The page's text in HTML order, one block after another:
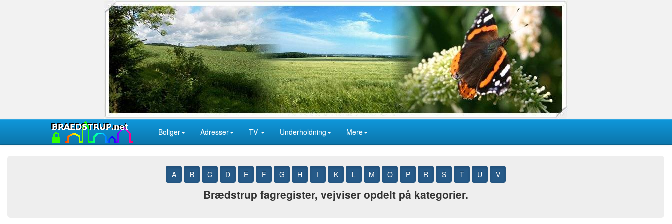
Boliger Adresser TV Underholdning Mere
A B C D E F G H I K L M O P R S T U V
Brædstrup fagregister, vejviser opdelt på kategorier.